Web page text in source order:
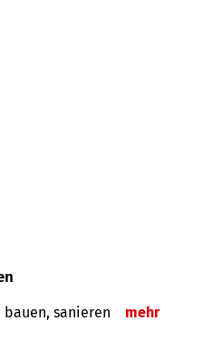
bauen, sanieren mehr